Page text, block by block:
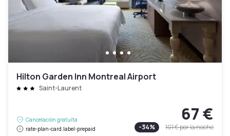
Hilton Garden Inn Montreal Airport
Saint-Laurent
Cancelación gratuita
rate-plan-card.label-prepaid
67 €
-34% 101 €por la noche